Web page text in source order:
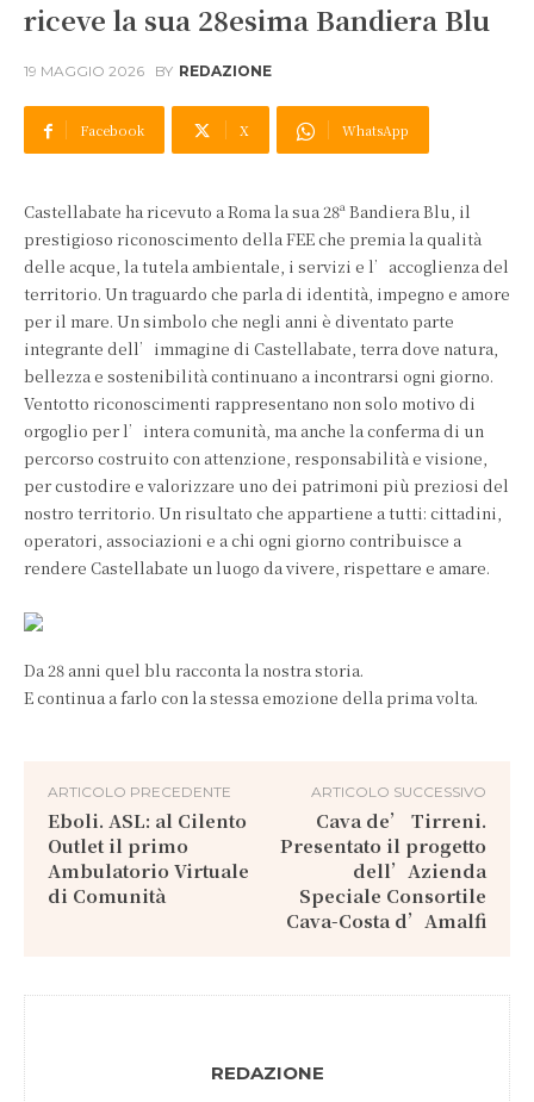
riceve la sua 28esima Bandiera Blu
19 MAGGIO 2026 BY REDAZIONE
Facebook X WhatsApp
Castellabate ha ricevuto a Roma la sua 28ª Bandiera Blu, il
prestigioso riconoscimento della FEE che premia la qualità
delle acque, la tutela ambientale, i servizi e l’accoglienza del
territorio. Un traguardo che parla di identità, impegno e amore
per il mare. Un simbolo che negli anni è diventato parte
integrante dell’immagine di Castellabate, terra dove natura,
bellezza e sostenibilità continuano a incontrarsi ogni giorno.
Ventotto riconoscimenti rappresentano non solo motivo di
orgoglio per l’intera comunità, ma anche la conferma di un
percorso costruito con attenzione, responsabilità e visione,
per custodire e valorizzare uno dei patrimoni più preziosi del
nostro territorio. Un risultato che appartiene a tutti: cittadini,
operatori, associazioni e a chi ogni giorno contribuisce a
rendere Castellabate un luogo da vivere, rispettare e amare.
Da 28 anni quel blu racconta la nostra storia.
E continua a farlo con la stessa emozione della prima volta.
ARTICOLO PRECEDENTE
Eboli. ASL: al Cilento
Outlet il primo
Ambulatorio Virtuale
di Comunità
ARTICOLO SUCCESSIVO
Cava de’ Tirreni.
Presentato il progetto
dell’Azienda
Speciale Consortile
Cava-Costa d’Amalfi
REDAZIONE